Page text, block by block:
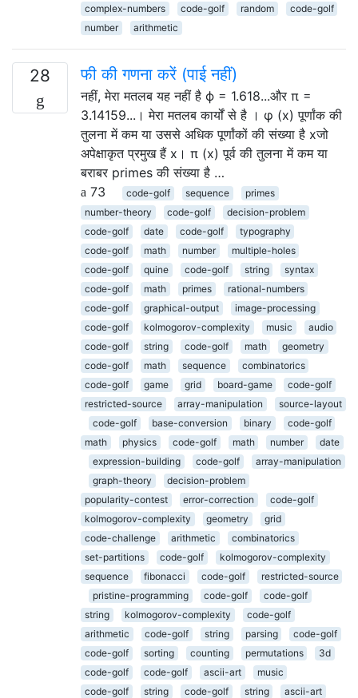
complex-numbers
code-golf random
code-golf
number
arithmetic
28 फी की गणना करें (पाई नहीं)
नहीं, मेरा मतलब यह नहीं है ϕ = 1.618...और π =
3.14159...। मेरा मतलब कार्यों से है । φ (x) पूर्णांक की
तुलना में कम या उससे अधिक पूर्णांकों की संख्या है xजो
अपेक्षाकृत प्रमुख हैं x। π (x) पूर्व की तुलना में कम या
बराबर primes की संख्या है …
73
code-golf sequence
primes
number-theory
code-golf
decision-problem
code-golf
date code-golf
typography
code-golf
math number
multiple-holes
code-golf
quine code-golf string
syntax
code-golf
math primes
rational-numbers
code-golf
graphical-output
image-processing
code-golf
kolmogorov-complexity music
audio
code-golf
string code-golf math
geometry
code-golf
math sequence
combinatorics
code-golf
game grid board-game
code-golf
restricted-source
array-manipulation
source-layout
code-golf
base-conversion binary
code-golf
math
physics code-golf math number
date
expression-building
code-golf
array-manipulation
graph-theory
decision-problem
popularity-contest
error-correction
code-golf
kolmogorov-complexity
geometry
grid
code-challenge
arithmetic
combinatorics
set-partitions
code-golf
kolmogorov-complexity
sequence
fibonacci code-golf
restricted-source
pristine-programming
code-golf
code-golf
string
kolmogorov-complexity
code-golf
arithmetic
code-golf string parsing
code-golf
code-golf
sorting counting permutations
3d
code-golf
code-golf ascii-art
music
code-golf
string code-golf string
ascii-art